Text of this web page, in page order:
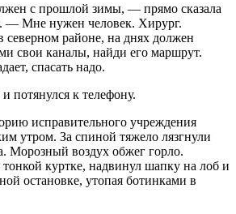
с прошлой зимы, — прямо сказала
— Мне нужен человек. Хирург.
северном районе, на днях должен
свои каналы, найди его маршрут.
спасать надо.
потянулся к телефону.
исправительного учреждения
утром. За спиной тяжело лязгнули
Морозный воздух обжег горло.
куртке, надвинул шапку на лоб и
остановке, утопая ботинками в